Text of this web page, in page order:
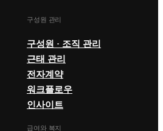
구성원 관리
구성원 · 조직 관리
근태 관리
전자계약
워크플로우
인사이트
급여와 복지